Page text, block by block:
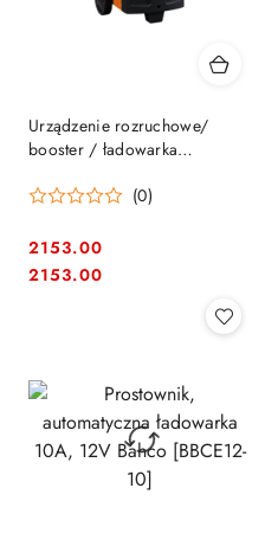
Urządzenie rozruchowe/
booster / ładowarka
rozruchu 400A BAHCO
(0)
Cena:
2153.00
Cena:
2153.00